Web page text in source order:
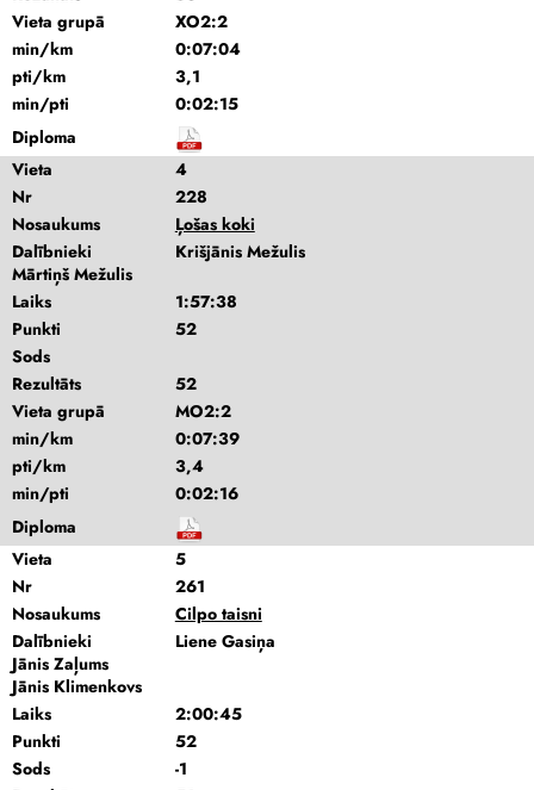
Vieta grupā
XO2:2
min/km
0:07:04
pti/km
3,1
min/pti
0:02:15
Diploma
Vieta
4
Nr
228
Nosaukums
Ļošas koki
Dalībnieki
Krišjānis Mežulis
Mārtiņš Mežulis
Laiks
1:57:38
Punkti
52
Sods
Rezultāts
52
Vieta grupā
MO2:2
min/km
0:07:39
pti/km
3,4
min/pti
0:02:16
Diploma
Vieta
5
Nr
261
Nosaukums
Cilpo taisni
Dalībnieki
Liene Gasiņa
Jānis Zaļums
Jānis Klimenkovs
Laiks
2:00:45
Punkti
52
Sods
-1